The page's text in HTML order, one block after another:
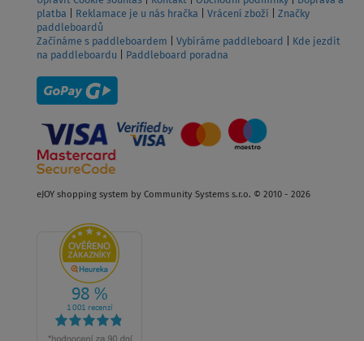
platba
Reklamace je u nás hračka Vrácení zboží
Značky
paddleboardů
Začínáme s paddleboardem
Vybíráme paddleboard
Kde jezdit
na paddleboardu
Paddleboard poradna
eJOY shopping system by Community Systems s.r.o. © 2010 - 2026